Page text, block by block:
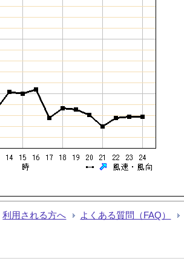
利用される方へ よくある質問（FAQ）